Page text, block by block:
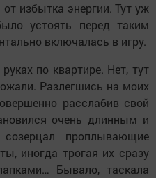
избытка энергии. Тут уж
устоять перед таким
включалась в игру.
по квартире. Нет, тут
Разлегшись на моих
расслабив свой
очень длинным и
проплывающие
иногда трогая их сразу
Бывало, таскала